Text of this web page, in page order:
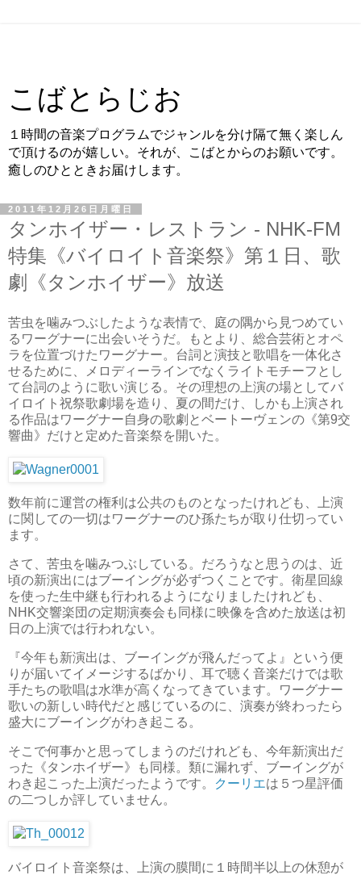
こばとらじお
１時間の音楽プログラムでジャンルを分け隔て無く楽しん
で頂けるのが嬉しい。それが、こばとからのお願いです。
癒しのひとときお届けします。
2011年12月26日月曜日
タンホイザー・レストラン - NHK-FM
特集《バイロイト音楽祭》第１日、歌
劇《タンホイザー》放送
苦虫を噛みつぶしたような表情で、庭の隅から見つめてい
るワーグナーに出会いそうだ。もとより、総合芸術とオペ
ラを位置づけたワーグナー。台詞と演技と歌唱を一体化さ
せるために、メロディーラインでなくライトモチーフとし
て台詞のように歌い演じる。その理想の上演の場としてバ
イロイト祝祭歌劇場を造り、夏の間だけ、しかも上演され
る作品はワーグナー自身の歌劇とベートーヴェンの《第9交
響曲》だけと定めた音楽祭を開いた。
数年前に運営の権利は公共のものとなったけれども、上演
に関しての一切はワーグナーのひ孫たちが取り仕切ってい
ます。
さて、苦虫を噛みつぶしている。だろうなと思うのは、近
頃の新演出にはブーイングが必ずつくことです。衛星回線
を使った生中継も行われるようになりましたけれども、
NHK交響楽団の定期演奏会も同様に映像を含めた放送は初
日の上演では行われない。
『今年も新演出は、ブーイングが飛んだってよ』という便
りが届いてイメージするばかり、耳で聴く音楽だけでは歌
手たちの歌唱は水準が高くなってきています。ワーグナー
歌いの新しい時代だと感じているのに、演奏が終わったら
盛大にブーイングがわき起こる。
そこで何事かと思ってしまうのだけれども、今年新演出だ
った《タンホイザー》も同様。類に漏れず、ブーイングが
わき起こった上演だったようです。
クーリエは５つ星評価
の二つしか評していません。
バイロイト音楽祭は、上演の膜間に１時間半以上の休憩が